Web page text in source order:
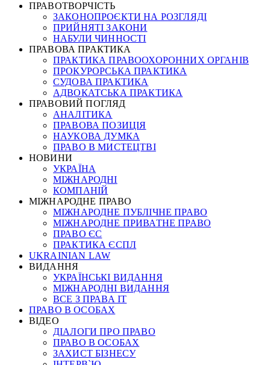
ПРАВОТВОРЧІСТЬ
ЗАКОНОПРОЄКТИ НА РОЗГЛЯДІ
ПРИЙНЯТІ ЗАКОНИ
НАБУЛИ ЧИННОСТІ
ПРАВОВА ПРАКТИКА
ПРАКТИКА ПРАВООХОРОННИХ ОРГАНІВ
ПРОКУРОРСЬКА ПРАКТИКА
СУДОВА ПРАКТИКА
АДВОКАТСЬКА ПРАКТИКА
ПРАВОВИЙ ПОГЛЯД
АНАЛІТИКА
ПРАВОВА ПОЗИЦІЯ
НАУКОВА ДУМКА
ПРАВО В МИСТЕЦТВІ
НОВИНИ
УКРАЇНА
МІЖНАРОДНІ
КОМПАНІЙ
МІЖНАРОДНЕ ПРАВО
МІЖНАРОДНЕ ПУБЛІЧНЕ ПРАВО
МІЖНАРОДНЕ ПРИВАТНЕ ПРАВО
ПРАВО ЄС
ПРАКТИКА ЄСПЛ
UKRAINIAN LAW
ВИДАННЯ
УКРАЇНСЬКІ ВИДАННЯ
МІЖНАРОДНІ ВИДАННЯ
ВСЕ З ПРАВА ІТ
ПРАВО В ОСОБАХ
ВІДЕО
ДІАЛОГИ ПРО ПРАВО
ПРАВО В ОСОБАХ
ЗАХИСТ БІЗНЕСУ